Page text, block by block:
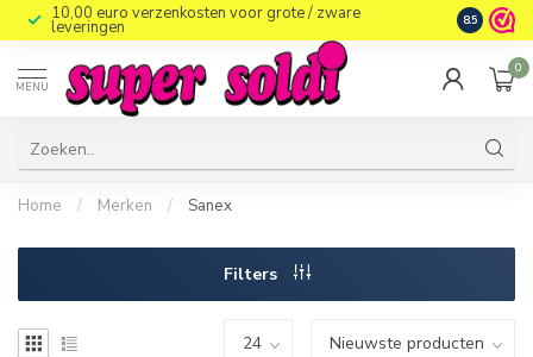
10,00 euro verzenkosten voor grote / zware
leveringen 8.5
MENU
0
Home / Merken / Sanex
Filters